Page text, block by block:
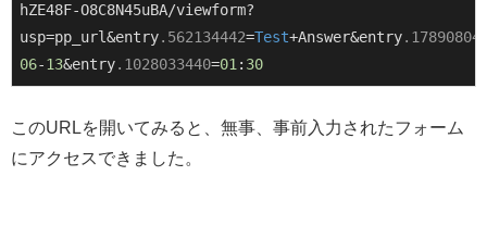
hZE48F-O8C8N45uBA/viewform?
usp=pp_url&entry.562134442=Test+Answer&entry
06-13&entry.1028033440=01: 30
このURLを開いてみると、無事、事前入力されたフォーム
にアクセスできました。